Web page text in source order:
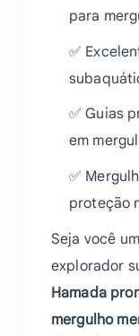
para
✅
✅ Guias
em
✅
proteção
Seja você
explorador
Hamada
mergulho